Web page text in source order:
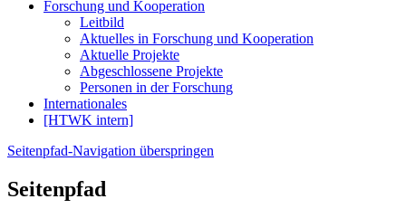
Forschung und Kooperation
Leitbild
Aktuelles in Forschung und Kooperation
Aktuelle Projekte
Abgeschlossene Projekte
Personen in der Forschung
Internationales
[HTWK intern]
Seitenpfad-Navigation überspringen
Seitenpfad